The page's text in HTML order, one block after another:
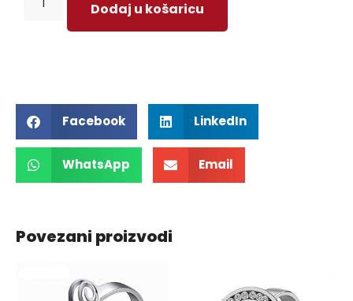
Dodaj u košaricu
Facebook LinkedIn
WhatsApp Email
Povezani proizvodi